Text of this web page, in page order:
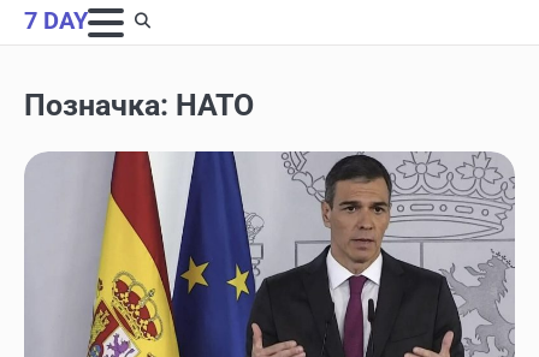
Skip
to
7 DAY
Позначка: НАТО